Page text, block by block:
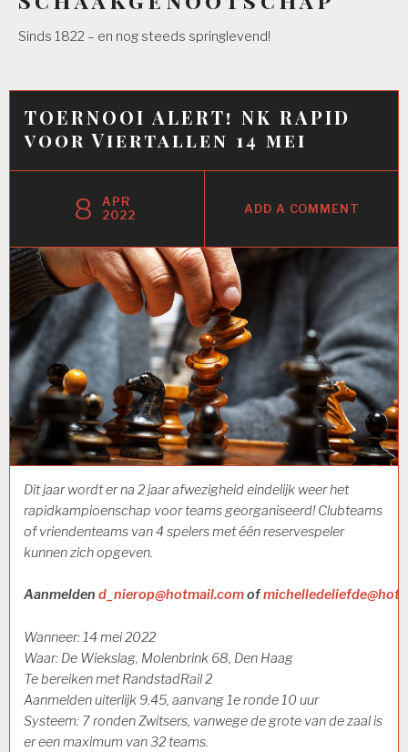
Sinds 1822 – en nog steeds springlevend!
TOERNOOI ALERT! NK RAPID
voor Viertallen 14 mei
8
APR
2022
ADD A COMMENT
Dit jaar wordt er na 2 jaar afwezigheid eindelijk weer het
rapidkampioenschap voor teams georganiseerd! Clubteams
of vriendenteams van 4 spelers met één reservespeler
kunnen zich opgeven.
Aanmelden d_nierop@hotmail.comof
Wanneer: 14 mei 2022
Waar: De Wiekslag, Molenbrink 68, Den Haag
Te bereiken met RandstadRail 2
Aanmelden uiterlijk 9.45, aanvang 1e ronde 10 uur
Systeem: 7 ronden Zwitsers, vanwege de grote van de zaal is
er een maximum van 32 teams.